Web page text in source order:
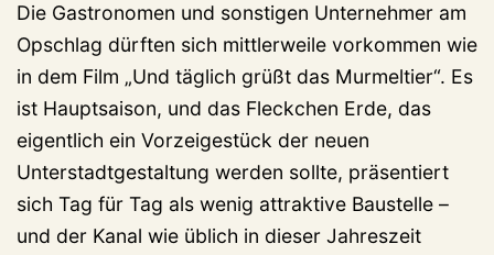
Die Gastronomen und sonstigen Unternehmer am
Opschlag dürften sich mittlerweile vorkommen wie
in dem Film „Und täglich grüßt das Murmeltier“. Es
ist Hauptsaison, und das Fleckchen Erde, das
eigentlich ein Vorzeigestück der neuen
Unterstadtgestaltung werden sollte, präsentiert
sich Tag für Tag als wenig attraktive Baustelle –
und der Kanal wie üblich in dieser Jahreszeit